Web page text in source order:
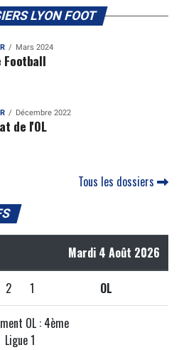
LYON FOOT
Mars 2024
Football
Décembre 2022
de l'OL
Tous les dossiers
Mardi 4 Août 2026
2 1 OL
OL : 4ème
Ligue 1